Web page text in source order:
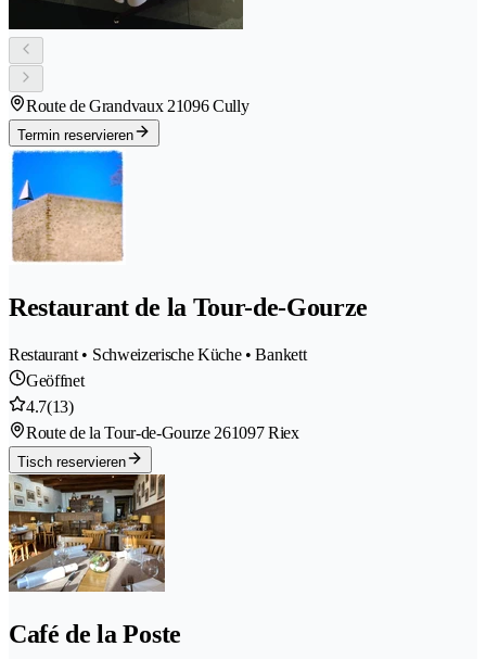
Route de Grandvaux 21096 Cully
Termin reservieren
Restaurant de la Tour-de-Gourze
Restaurant • Schweizerische Küche • Bankett
Geöffnet
4.7(13)
Route de la Tour-de-Gourze 261097 Riex
Tisch reservieren
Café de la Poste